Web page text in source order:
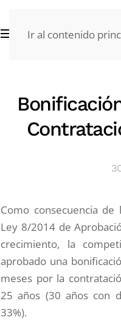
Ir al contenido
Como consecuencia
Ley 8/2014 de
crecimiento, la
aprobado una
meses por la
25 años (30 años con
33%).